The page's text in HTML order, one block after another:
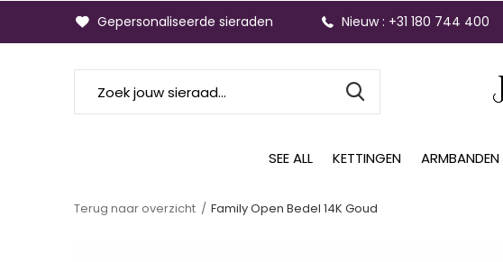
SEE ALL KETTINGEN ARMBANDEN
Gepersonaliseerde sieraden Nieuw : +31 180 744 400
Terug naar overzicht Family Open Bedel 14K Goud